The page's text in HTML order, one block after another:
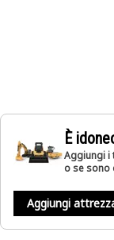
È
Aggiungi i
o se sono
Aggiungi